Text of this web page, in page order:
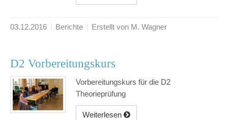
03.12.2016 Berichte Erstellt von M. Wagner
D2 Vorbereitungskurs
Vorbereitungskurs für die D2
Theorieprüfung
Weiterlesen